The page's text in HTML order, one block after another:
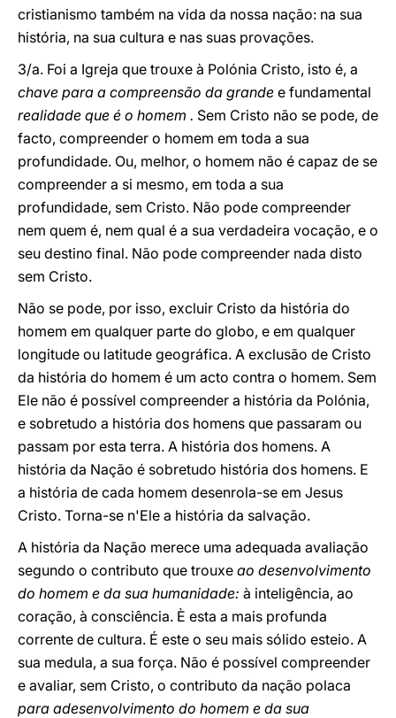
cristianismo também na vida da nossa nação: na sua
história, na sua cultura e nas suas provações.
3/a. Foi a Igreja que trouxe à Polónia Cristo, isto é, a
chave para a compreensão da grande e fundamental
realidade que é o homem . Sem Cristo não se pode, de
facto, compreender o homem em toda a sua
profundidade. Ou, melhor, o homem não é capaz de se
compreender a si mesmo, em toda a sua
profundidade, sem Cristo. Não pode compreender
nem quem é, nem qual é a sua verdadeira vocação, e o
seu destino final. Não pode compreender nada disto
sem Cristo.
Não se pode, por isso, excluir Cristo da história do
homem em qualquer parte do globo, e em qualquer
longitude ou latitude geográfica. A exclusão de Cristo
da história do homem é um acto contra o homem. Sem
Ele não é possível compreender a história da Polónia,
e sobretudo a história dos homens que passaram ou
passam por esta terra. A história dos homens. A
história da Nação é sobretudo história dos homens. E
a história de cada homem desenrola-se em Jesus
Cristo. Torna-se n'Ele a história da salvação.
A história da Nação merece uma adequada avaliação
segundo o contributo que trouxe ao desenvolvimento
do homem e da sua humanidade: à inteligência, ao
coração, à consciência. È esta a mais profunda
corrente de cultura. É este o seu mais sólido esteio. A
sua medula, a sua força. Não é possível compreender
e avaliar, sem Cristo, o contributo da nação polaca
para adesenvolvimento do homem e da sua